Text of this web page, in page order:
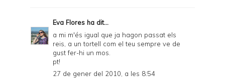
Eva Flores ha dit...
a mi m'és igual que ja hagon passat els
reis, a un tortell com el teu sempre ve de
gust fer-hi un mos.
pt!
27 de gener del 2010, a les 8:54